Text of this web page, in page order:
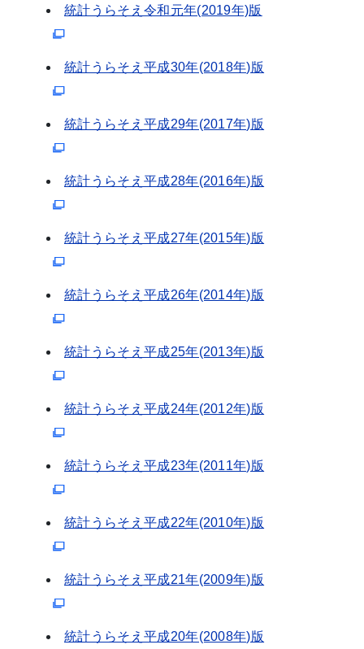
統計うらそえ令和元年(2019年)版
統計うらそえ平成30年(2018年)版
統計うらそえ平成29年(2017年)版
統計うらそえ平成28年(2016年)版
統計うらそえ平成27年(2015年)版
統計うらそえ平成26年(2014年)版
統計うらそえ平成25年(2013年)版
統計うらそえ平成24年(2012年)版
統計うらそえ平成23年(2011年)版
統計うらそえ平成22年(2010年)版
統計うらそえ平成21年(2009年)版
統計うらそえ平成20年(2008年)版